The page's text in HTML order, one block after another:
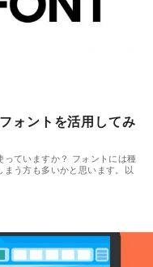
ォントを活用してみ
ていますか？ フォントには種
う方も多いかと思います。以